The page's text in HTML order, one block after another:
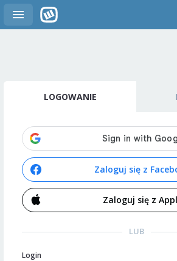
LOGOWANIE
Zaloguj się z
Zaloguj się z
LUB
Login